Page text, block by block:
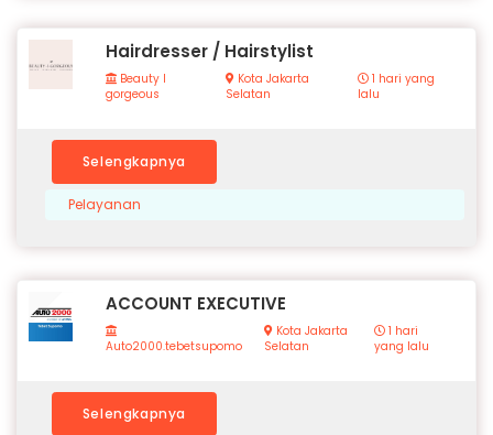
Hairdresser / Hairstylist
Beauty I
gorgeous
Kota Jakarta
Selatan
1 hari yang
lalu
Selengkapnya
Pelayanan
ACCOUNT EXECUTIVE
Auto2000.tebetsupomo
Kota Jakarta
Selatan
1 hari
yang lalu
Selengkapnya